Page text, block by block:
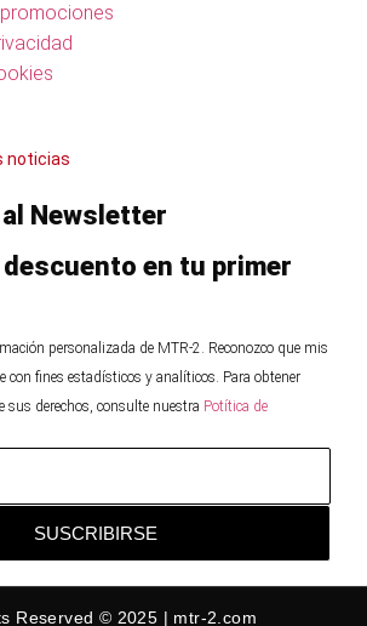
noticias
Newsletter
descuento en tu primer
personalizada de MTR-2. Reconozco que mis
con fines estadísticos y analíticos. Para obtener
sus derechos, consulte nuestra Potítica de
SUSCRIBIRSE
Reserved © 2025 | mtr-2.com